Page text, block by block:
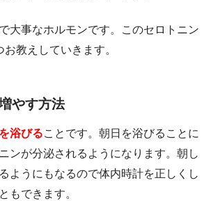
大事なホルモンです。このセロトニン
教えしていきます。
やす方法
浴びることです。朝日を浴びることに
ンが分泌されるようになります。朝し
ようにもなるので体内時計を正しくし
もできます。